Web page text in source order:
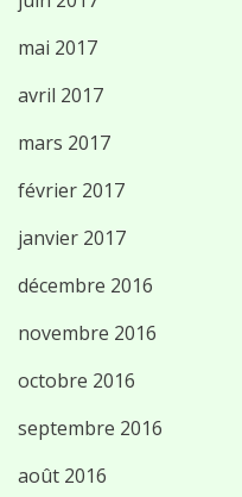
mai 2017
avril 2017
mars 2017
février 2017
janvier 2017
décembre 2016
novembre 2016
octobre 2016
septembre 2016
août 2016